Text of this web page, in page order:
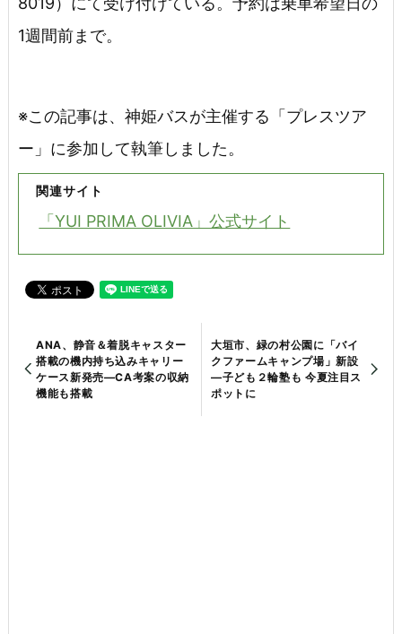
1週間前まで。
※この記事は、神姫バスが主催する「プレスツア
ー」に参加して執筆しました。
関連サイト
「YUI PRIMA OLIVIA」公式サイト
ANA、静音＆着脱キャスター
搭載の機内持ち込みキャリー
ケース新発売―CA考案の収納
機能も搭載
大垣市、緑の村公園に「バイ
クファームキャンプ場」新設
―子ども２輪塾も 今夏注目ス
ポットに